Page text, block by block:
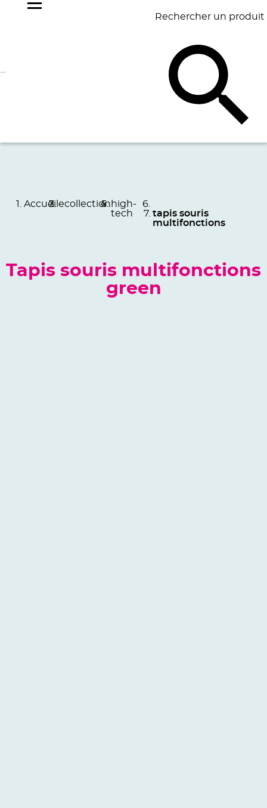
Rechercher un produit
BAGAGERIE BUREAU
Accueil ecollectionhigh-
tech
tapis souris
multifonctions
Tapis souris multifonctions
green